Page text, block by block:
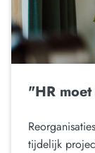
"HR
tijdelijk